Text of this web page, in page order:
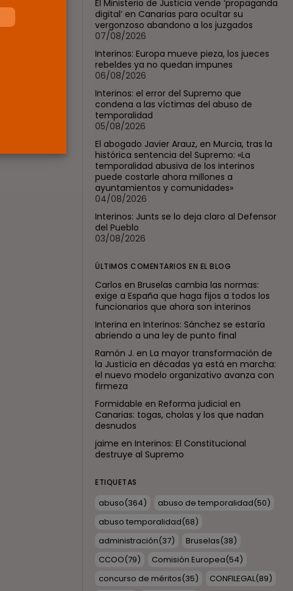
jueces...
PORRAMÓN J. 06/08/2026
Interinos: el error del
Supremo que...
El Ministerio de Justicia vende ‘propaganda
digital’ en Canarias para ocultar su
vergonzoso abandono a los juzgados
07/08/2026
Interinos: Europa mueve pieza, los jueces
rebeldes ya no quedan impunes
06/08/2026
Interinos: el error del Supremo que
condena a las víctimas del abuso de
temporalidad
05/08/2026
El abogado Javier Arauz, en Murcia, tras la
histórica sentencia del Supremo: «La
temporalidad abusiva de los interinos
puede costarle ahora millones a
ayuntamientos y comunidades»
04/08/2026
Interinos: Junts se lo deja claro al Defensor
del Pueblo
03/08/2026
ÚLTIMOS COMENTARIOS EN EL BLOG
Carlos en Bruselas cambia las normas:
exige a España que haga fijos a todos los
funcionarios que ahora son interinos
Interina en Interinos: Sánchez se estaría
abriendo a una ley de punto final
Ramón J. en La mayor transformación de
la Justicia en décadas ya está en marcha:
el nuevo modelo organizativo avanza con
firmeza
Formidable en Reforma judicial en
Canarias: togas, cholas y los que nadan
desnudos
jaime en Interinos: El Constitucional
destruye al Supremo
ETIQUETAS
abuso(364) abuso de temporalidad(50)
abuso temporalidad(68)
administración(37) Bruselas(38)
CCOO(79) Comisión Europea(54)
concurso de méritos(35) CONFILEGAL(89)